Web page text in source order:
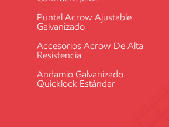
Puntal Acrow Ajustable
Galvanizado
Accesorios Acrow De Alta
Resistencia
Andamio Galvanizado
Quicklock Estándar